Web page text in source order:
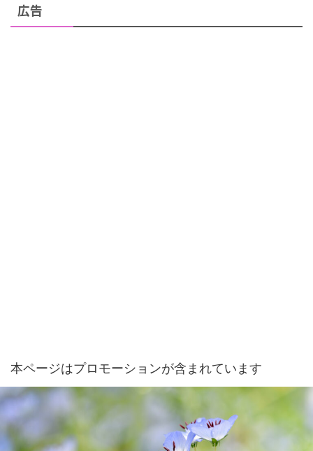
広告
本ページはプロモーションが含まれています